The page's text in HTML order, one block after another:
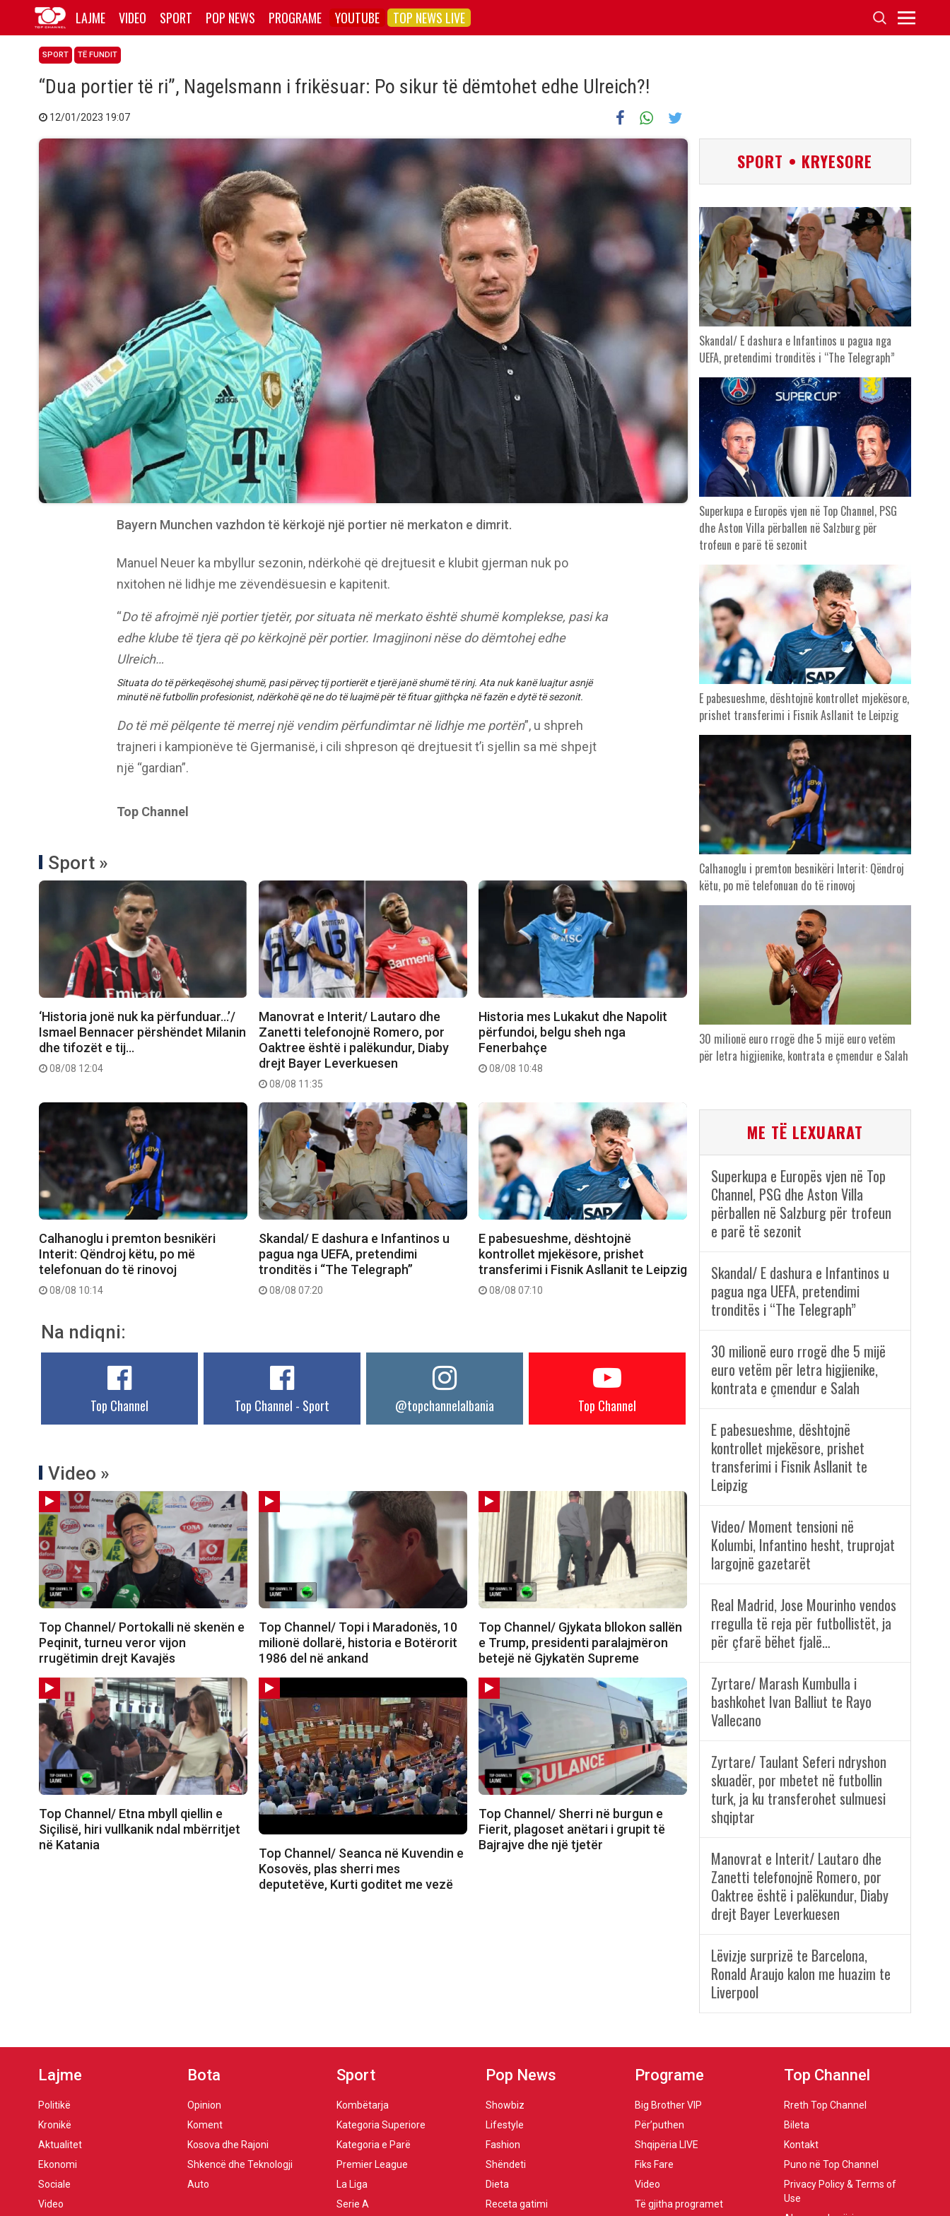
LAJME VIDEO SPORT POP NEWS PROGRAME YOUTUBE TOP NEWS LIVE
SPORT TË FUNDIT
“Dua portier të ri”, Nagelsmann i frikësuar: Po sikur të dëmtohet edhe Ulreich?!
12/01/2023 19:07
Bayern Munchen vazhdon të kërkojë një portier në merkaton e dimrit.
Manuel Neuer ka mbyllur sezonin, ndërkohë që drejtuesit e klubit gjerman nuk po
nxitohen në lidhje me zëvendësuesin e kapitenit.
“Do të afrojmë një portier tjetër, por situata në merkato është shumë komplekse, pasi ka
edhe klube të tjera që po kërkojnë për portier. Imagjinoni nëse do dëmtohej edhe
Ulreich…
Situata do të përkeqësohej shumë, pasi përveç tij portierët e tjerë janë shumë të rinj. Ata nuk kanë luajtur asnjë
minutë në futbollin profesionist, ndërkohë që ne do të luajmë për të fituar gjithçka në fazën e dytë të sezonit.
Do të më pëlqente të merrej një vendim përfundimtar në lidhje me portën”, u shpreh
trajneri i kampionëve të Gjermanisë, i cili shpreson që drejtuesit t’i sjellin sa më shpejt
një “gardian”.
Top Channel
Sport »
‘Historia jonë nuk ka përfunduar…’/
Ismael Bennacer përshëndet Milanin
dhe tifozët e tij…
08/08 12:04
Manovrat e Interit/ Lautaro dhe
Zanetti telefonojnë Romero, por
Oaktree është i palëkundur, Diaby
drejt Bayer Leverkuesen
08/08 11:35
Historia mes Lukakut dhe Napolit
përfundoi, belgu sheh nga
Fenerbahçe
08/08 10:48
Calhanoglu i premton besnikëri
Interit: Qëndroj këtu, po më
telefonuan do të rinovoj
08/08 10:14
Skandal/ E dashura e Infantinos u
pagua nga UEFA, pretendimi
tronditës i “The Telegraph”
08/08 07:20
E pabesueshme, dështojnë
kontrollet mjekësore, prishet
transferimi i Fisnik Asllanit te Leipzig
08/08 07:10
Na ndiqni:
Top Channel Top Channel - Sport @topchannelalbania Top Channel
Video »
Top Channel/ Portokalli në skenën e
Peqinit, turneu veror vijon
rrugëtimin drejt Kavajës
Top Channel/ Topi i Maradonës, 10
milionë dollarë, historia e Botërorit
1986 del në ankand
Top Channel/ Gjykata bllokon sallën
e Trump, presidenti paralajmëron
betejë në Gjykatën Supreme
Top Channel/ Etna mbyll qiellin e
Siçilisë, hiri vullkanik ndal mbërritjet
në Katania
Top Channel/ Seanca në Kuvendin e
Kosovës, plas sherri mes
deputetëve, Kurti goditet me vezë
Top Channel/ Sherri në burgun e
Fierit, plagoset anëtari i grupit të
Bajrajve dhe një tjetër
SPORT • KRYESORE
Skandal/ E dashura e Infantinos u pagua nga
UEFA, pretendimi tronditës i “The Telegraph”
Superkupa e Europës vjen në Top Channel, PSG
dhe Aston Villa përballen në Salzburg për
trofeun e parë të sezonit
E pabesueshme, dështojnë kontrollet mjekësore,
prishet transferimi i Fisnik Asllanit te Leipzig
Calhanoglu i premton besnikëri Interit: Qëndroj
këtu, po më telefonuan do të rinovoj
30 milionë euro rrogë dhe 5 mijë euro vetëm
për letra higjienike, kontrata e çmendur e Salah
ME TË LEXUARAT
Superkupa e Europës vjen në Top
Channel, PSG dhe Aston Villa
përballen në Salzburg për trofeun
e parë të sezonit
Skandal/ E dashura e Infantinos u
pagua nga UEFA, pretendimi
tronditës i “The Telegraph”
30 milionë euro rrogë dhe 5 mijë
euro vetëm për letra higjienike,
kontrata e çmendur e Salah
E pabesueshme, dështojnë
kontrollet mjekësore, prishet
transferimi i Fisnik Asllanit te
Leipzig
Video/ Moment tensioni në
Kolumbi, Infantino hesht, truprojat
largojnë gazetarët
Real Madrid, Jose Mourinho vendos
rregulla të reja për futbollistët, ja
për çfarë bëhet fjalë…
Zyrtare/ Marash Kumbulla i
bashkohet Ivan Balliut te Rayo
Vallecano
Zyrtare/ Taulant Seferi ndryshon
skuadër, por mbetet në futbollin
turk, ja ku transferohet sulmuesi
shqiptar
Manovrat e Interit/ Lautaro dhe
Zanetti telefonojnë Romero, por
Oaktree është i palëkundur, Diaby
drejt Bayer Leverkuesen
Lëvizje surprizë te Barcelona,
Ronald Araujo kalon me huazim te
Liverpool
Lajme
Politikë
Kronikë
Aktualitet
Ekonomi
Sociale
Video
Bota
Opinion
Koment
Kosova dhe Rajoni
Shkencë dhe Teknologji
Auto
Sport
Kombëtarja
Kategoria Superiore
Kategoria e Parë
Premier League
La Liga
Serie A
Pop News
Showbiz
Lifestyle
Fashion
Shëndeti
Dieta
Receta gatimi
Programe
Big Brother VIP
Për’puthen
Shqipëria LIVE
Fiks Fare
Video
Të gjitha programet
Top Channel
Rreth Top Channel
Bileta
Kontakt
Puno në Top Channel
Privacy Policy & Terms of
Use